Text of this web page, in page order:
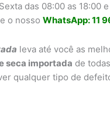
das 08:00 as 18:00
o nosso WhatsApp: 11
leva até você as
seca importada de
qualquer tipo de